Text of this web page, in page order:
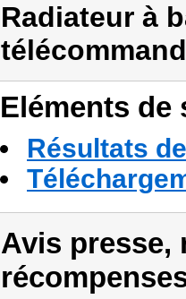
Radiateur à
Eléments
Résultats
Avis presse,